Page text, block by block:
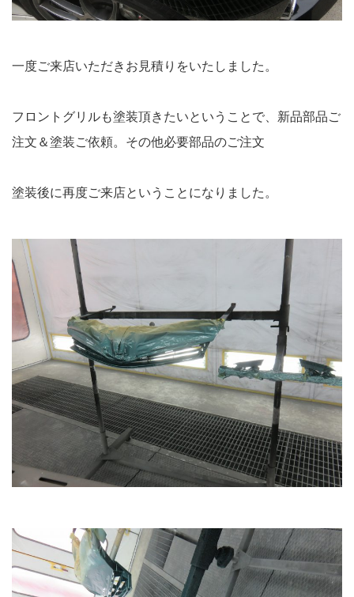
一度ご来店いただきお見積りをいたしました。
フロントグリルも塗装頂きたいということで、新品部品ご
注文＆塗装ご依頼。その他必要部品のご注文
塗装後に再度ご来店ということになりました。